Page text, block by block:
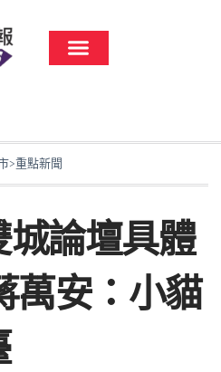
>重點新聞
論壇具體
萬安：小貓